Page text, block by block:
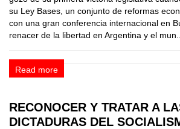
su Ley Bases, un conjunto de reformas
con una gran conferencia internacional en
renacer de la libertad en Argentina y el mun...
Read more
RECONOCER Y TRATAR A
DICTADURAS DEL